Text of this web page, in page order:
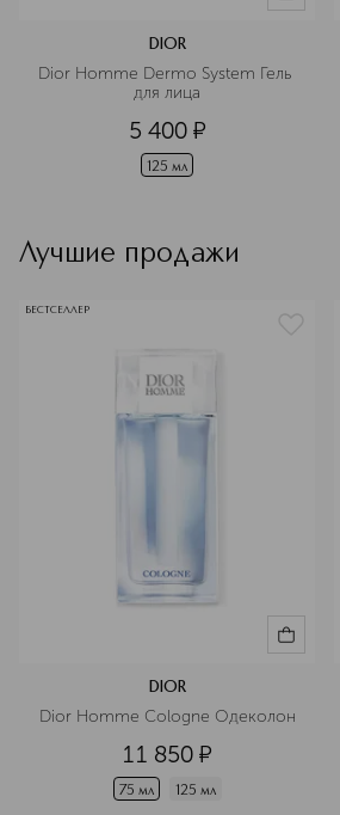
DIOR
Dior Homme Dermo System Гель
для лица
5 400 ¤
125 мл
Лучшие продажи
БЕСТСЕЛЛЕР
DIOR
Dior Homme Cologne Одеколон
11 850 ¤
75 мл 125 мл